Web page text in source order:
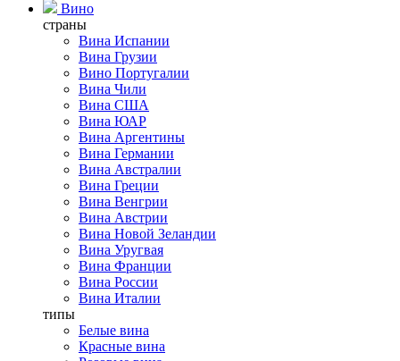
Вино
страны
Вина Испании
Вина Грузии
Вино Португалии
Вина Чили
Вина США
Вина ЮАР
Вина Аргентины
Вина Германии
Вина Австралии
Вина Греции
Вина Венгрии
Вина Австрии
Вина Новой Зеландии
Вина Уругвая
Вина Франции
Вина России
Вина Италии
типы
Белые вина
Красные вина